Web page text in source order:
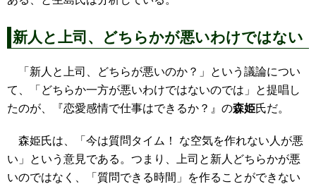
新人と上司、どちらかが悪いわけではない
「新人と上司、どちらが悪いのか？」という議論につい
て、「どちらか一方が悪いわけではないのでは」と提唱し
たのが、『恋愛感情で仕事はできるか？』の森姫氏だ。
森姫氏は、「今は質問タイム！ な空気を作れない人が悪
い」という意見である。つまり、上司と新人どちらかが悪
いのではなく、「質問できる時間」を作ることができない